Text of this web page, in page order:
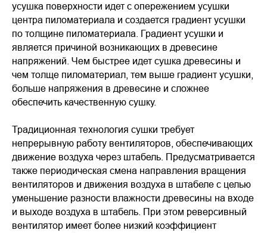
усушка поверхности идет с опережением усушки
центра пиломатериала и создается градиент усушки
по толщине пиломатериала. Градиент усушки и
является причиной возникающих в древесине
напряжений. Чем быстрее идет сушка древесины и
чем толще пиломатериал, тем выше градиент усушки,
больше напряжения в древесине и сложнее
обеспечить качественную сушку.
Традиционная технология сушки требует
непрерывную работу вентиляторов, обеспечивающих
движение воздуха через штабель. Предусматривается
также периодическая смена направления вращения
вентиляторов и движения воздуха в штабеле с целью
уменьшение разности влажности древесины на входе
и выходе воздуха в штабель. При этом реверсивный
вентилятор имеет более низкий коэффициент